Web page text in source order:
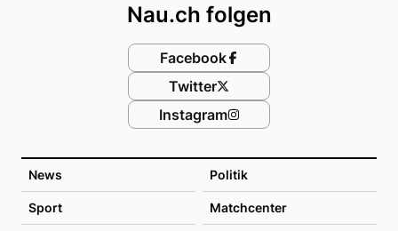
News Politik
Sport Matchcenter
Nau.ch folgen
Facebook
Twitter
Instagram